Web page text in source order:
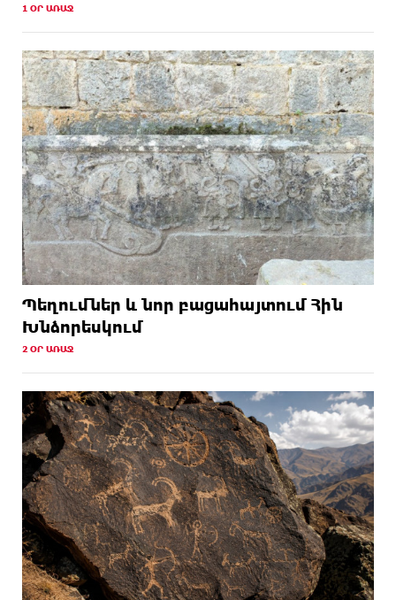
1 ՕՐ ԱՌԱՋ
Պեղումներ և նոր բացահայտում Հին
Խնձորեսկում
2 ՕՐ ԱՌԱՋ